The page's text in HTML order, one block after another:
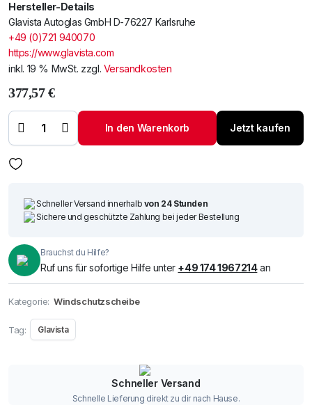
Hersteller-Details
Glavista Autoglas GmbH D-76227 Karlsruhe
+49 (0)721 940070
https://www.glavista.com
inkl. 19 % MwSt. zzgl. Versandkosten
377,57€
Windschutzscheibe
/ Frontscheibe
Land Rover
Discovery 18-
+Akustik +Cam
In den Warenkorb Jetzt kaufen
Schneller Versand innerhalb von 24 Stunden
Sichere und geschützte Zahlung bei jeder Bestellung
Brauchst du Hilfe?
Ruf uns für sofortige Hilfe unter +49 174 1967214an
Kategorie: Windschutzscheibe
Tag: Glavista
Schneller Versand
Schnelle Lieferung direkt zu dir nach Hause.